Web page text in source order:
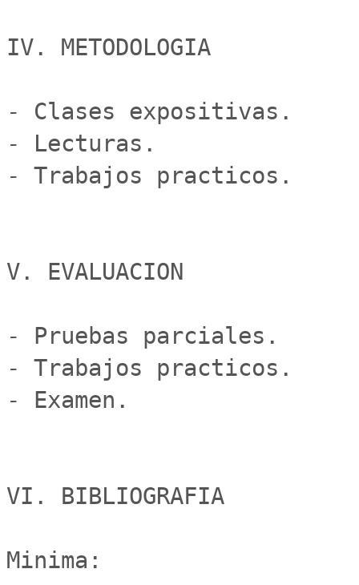
IV. METODOLOGIA
- Clases expositivas.
- Lecturas.
- Trabajos practicos.
V. EVALUACION
- Pruebas parciales.
- Trabajos practicos.
- Examen.
VI. BIBLIOGRAFIA
Minima: